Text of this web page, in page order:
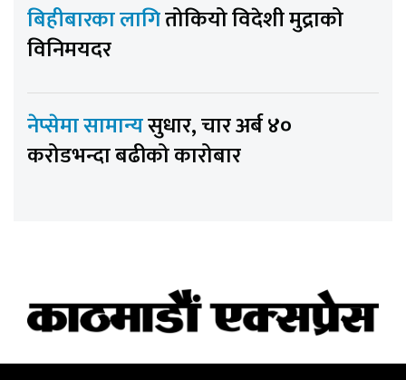
बिहीबारका लागितोकियो विदेशी मुद्राको
विनिमयदर
नेप्सेमा सामान्यसुधार, चार अर्ब ४०
करोडभन्दा बढीको कारोबार